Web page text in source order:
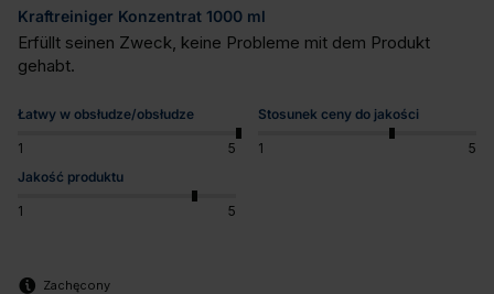
Kraftreiniger Konzentrat 1000 ml
Erfüllt seinen Zweck, keine Probleme mit dem Produkt
gehabt.
Łatwy w obsłudze/obsłudze
1 5
Stosunek ceny do jakości
1
5
Jakość produktu
1 5
Zachęcony